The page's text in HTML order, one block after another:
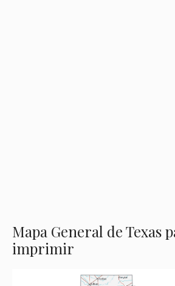
Mapa General de Texas
imprimir